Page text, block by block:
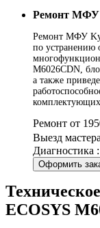
Ремонт МФУ
Ремонт МФУ
по устранению
M6026CDN,
а также
комплектующих
Ремонт от
Выезд
Диагностика
Оформить
ECOSYS